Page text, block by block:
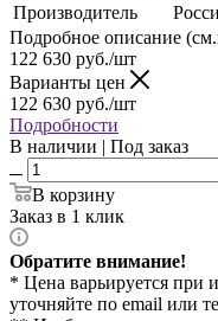
Производитель
Подробное описание
122 630 руб./шт
Варианты цен
122 630 руб./шт
Подробности
В наличии | Под заказ
В корзину
Заказ в 1 клик
Обратите внимание!
* Цена варьируется при
уточняйте по email или